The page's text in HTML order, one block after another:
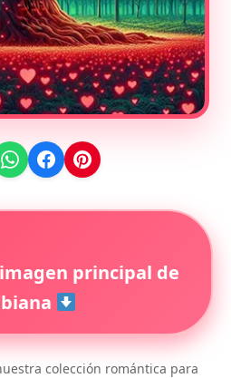
principal de
colección romántica para